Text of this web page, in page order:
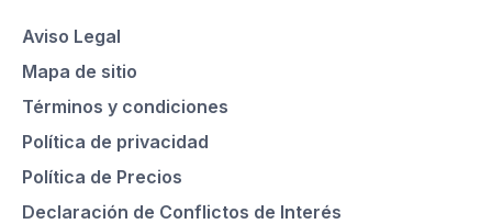
Aviso Legal
Mapa de sitio
Términos y condiciones
Política de privacidad
Política de Precios
Declaración de Conflictos de Interés